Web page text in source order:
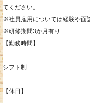
てください。
※社員雇用については経験や面
※研修期間3か月有り
【勤務時間】
シフト制
【休日】